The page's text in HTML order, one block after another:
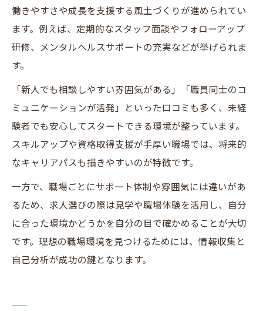
働きやすさや成長を支援する風土づくりが進められてい
ます。例えば、定期的なスタッフ面談やフォローアップ
研修、メンタルヘルスサポートの充実などが挙げられま
す。
「新人でも相談しやすい雰囲気がある」「職員同士のコ
ミュニケーションが活発」といった口コミも多く、未経
験者でも安心してスタートできる環境が整っています。
スキルアップや資格取得支援が手厚い職場では、将来的
なキャリアパスも描きやすいのが特徴です。
一方で、職場ごとにサポート体制や雰囲気には違いがあ
るため、求人選びの際は見学や職場体験を活用し、自分
に合った環境かどうかを自分の目で確かめることが大切
です。理想の職場環境を見つけるためには、情報収集と
自己分析が成功の鍵となります。